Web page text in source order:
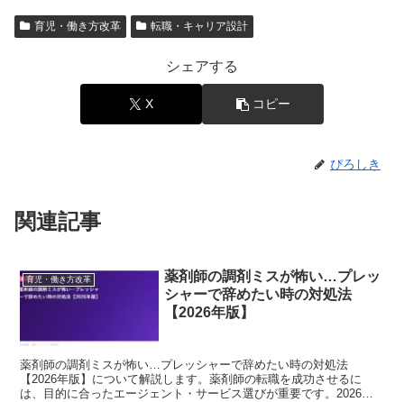
育児・働き方改革 転職・キャリア設計
シェアする
X コピー
ぴろしき
関連記事
育児・働き方改革
薬剤師の調剤ミスが怖い…プレッ
シャーで辞めたい時の対処法
【2026年版】
薬剤師の調剤ミスが怖い…プレッシャーで辞めたい時の対処法
【2026年版】について解説します。薬剤師の転職を成功させるに
は、目的に合ったエージェント・サービス選びが重要です。2026年